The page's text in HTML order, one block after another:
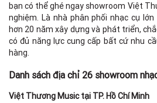
bạn có thể ghé ngay showroom Việt
nghiệm. Là nhà phân phối nhạc cụ
hơn 20 năm xây dựng và phát triển,
có đủ năng lực cung cấp bất cứ nhu
hàng.
Danh sách địa chỉ 26 showroom
Việt Thương Music tại TP. Hồ Chí Minh